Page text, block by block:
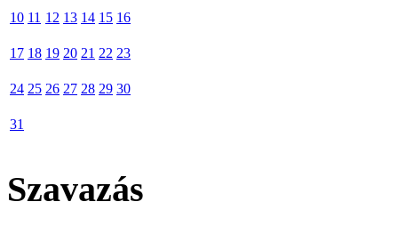
10 11 12 13 14 15 16
17 18 19 20 21 22 23
24 25 26 27 28 29 30
31
Szavazás